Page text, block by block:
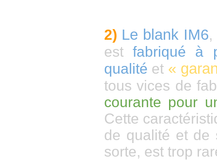
2) Le blank IM6,
estfabriqué à
qualité et «
tous vices de
courante pour
Cette
de qualité et de
sorte, est trop